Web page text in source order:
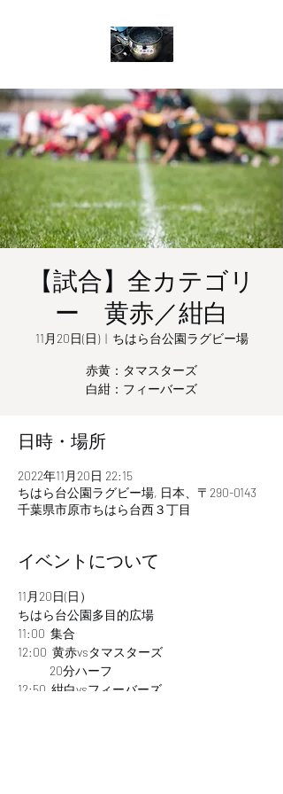
【試合】全カテゴリ
ー 黄赤／紺白
11月20日(日)
  |
ちはら台公園ラグビー場
赤黄：タマスターズ
白紺：フィーバーズ
日時・場所
2022年11月20日 22:15
ちはら台公園ラグビー場, 日本、〒290-0143
千葉県市原市ちはら台西３丁目
イベントについて
11月20日(日）
ちはら台公園多目的広場
11:00  集合
12:00  黄赤vsタマスターズ
            20分ハーフ
12:50  紺白vsフィーバーズ